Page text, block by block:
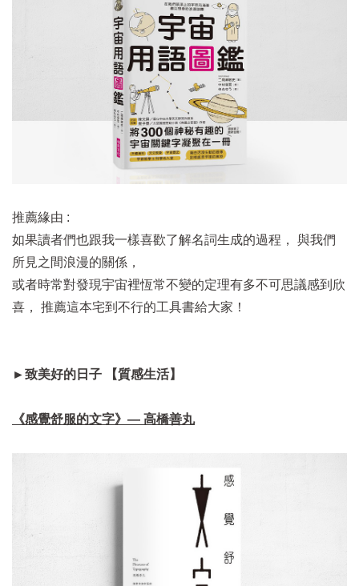
推薦緣由 :
如果讀者們也跟我一樣喜歡了解名詞生成的過程， 與我們
所見之間浪漫的關係，
或者時常對發現宇宙裡恆常不變的定理有多不可思議感到欣
喜， 推薦這本宅到不行的工具書給大家！
►致美好的日子 【質感生活】
《感覺舒服的文字》— 高橋善丸